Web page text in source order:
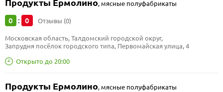
Продукты Ермолино, мясные полуфабрикаты
0 : 0 Отзывы (0)
Открыто до 20:00
Московская область, Талдомский городской округ,
Запрудня посёлок городского типа, Первомайская улица, 4
Продукты Ермолино, мясные полуфабрикаты